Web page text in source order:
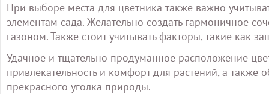
При выборе места для цветника также важно
элементам сада. Желательно создать гармоничное
газоном. Также стоит учитывать факторы, такие как
Удачное и тщательно продуманное расположение
привлекательность и комфорт для растений, а также
прекрасного уголка природы.